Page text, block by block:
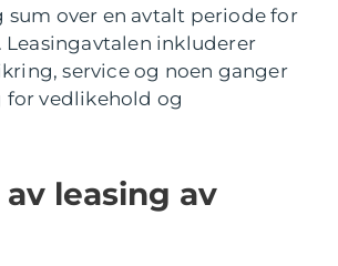
sum over en avtalt periode for
Leasingavtalen inkluderer
service og noen ganger
for vedlikehold og
leasing av